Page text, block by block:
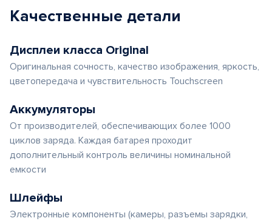
Качественные детали
Дисплеи класса Original
Оригинальная сочность, качество изображения, яркость,
цветопередача и чувствительность Touchscreen
Аккумуляторы
От производителей, обеспечивающих более 1000
циклов заряда. Каждая батарея проходит
дополнительный контроль величины номинальной
емкости
Шлейфы
Электронные компоненты (камеры, разъемы зарядки,